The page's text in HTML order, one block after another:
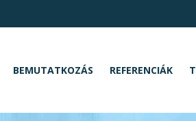
BEMUTATKOZÁS REFERENCIÁK